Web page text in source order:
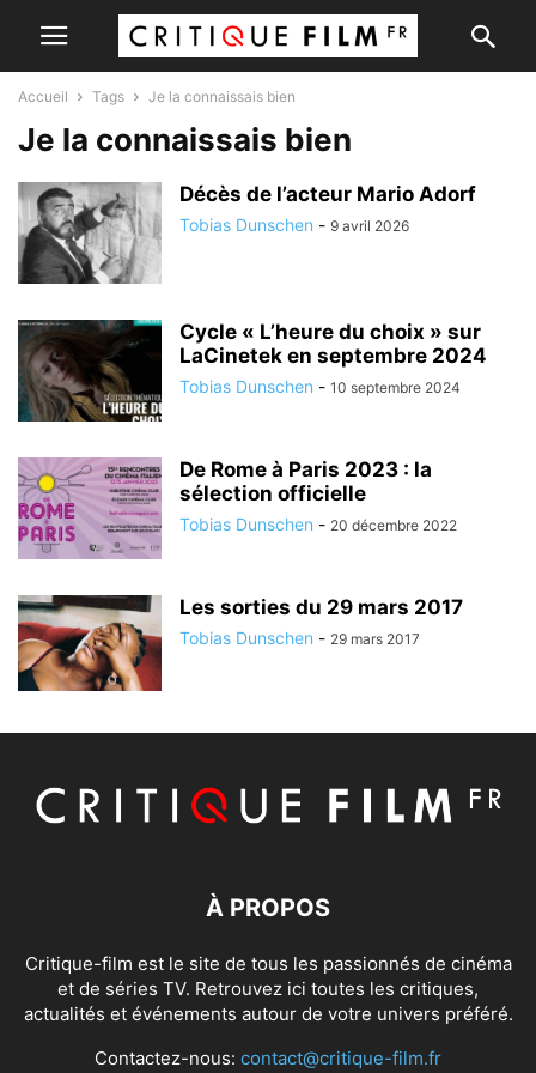
Accueil Tags Je la connaissais bien
Je la connaissais bien
Décès de l’acteur Mario Adorf
Tobias Dunschen - 9 avril 2026
Cycle « L’heure du choix » sur
LaCinetek en septembre 2024
Tobias Dunschen - 10 septembre 2024
De Rome à Paris 2023 : la
sélection officielle
Tobias Dunschen - 20 décembre 2022
Les sorties du 29 mars 2017
Tobias Dunschen - 29 mars 2017
À PROPOS
Critique-film est le site de tous les passionnés de cinéma
et de séries TV. Retrouvez ici toutes les critiques,
actualités et événements autour de votre univers préféré.
Contactez-nous: contact@critique-film.fr